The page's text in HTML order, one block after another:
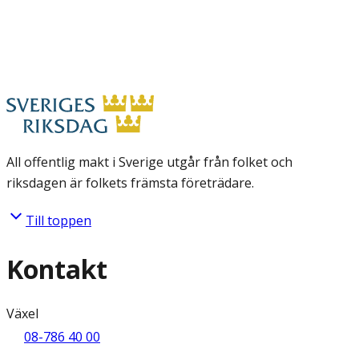
All offentlig makt i Sverige utgår från folket och
riksdagen är folkets främsta företrädare.
Till toppen
Kontakt
Växel
08-786 40 00